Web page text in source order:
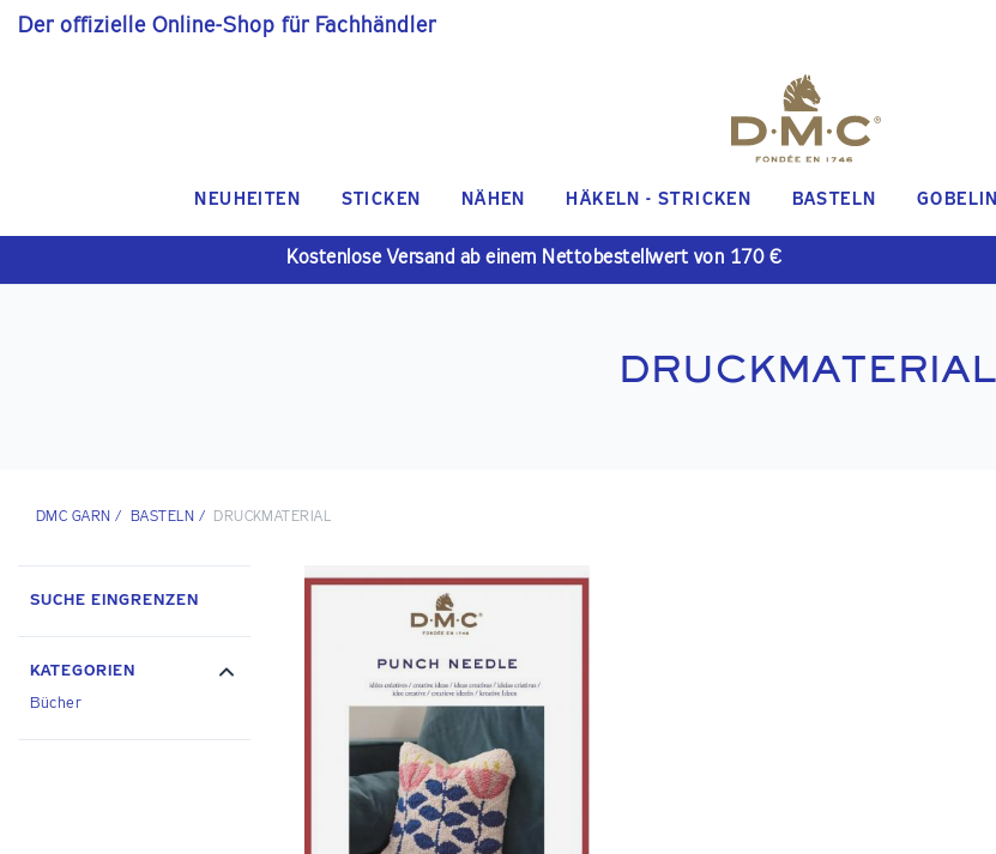
Der offizielle Online-Shop für Fachhändler
NEUHEITEN STICKEN NÄHEN HÄKELN - STRICKEN BASTELN GOBELIN
Kostenlose Versand ab einem Nettobestellwert von 170 €
DRUCKMATERIAL
DMC GARN / BASTELN / DRUCKMATERIAL
SUCHE EINGRENZEN
KATEGORIEN
Bücher